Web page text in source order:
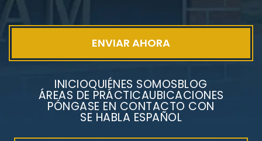
INICIOQUIÉNES SOMOSBLOG
ÁREAS DE PRÁCTICAUBICACIONES
PÓNGASE EN CONTACTO CON
SE HABLA ESPAÑOL